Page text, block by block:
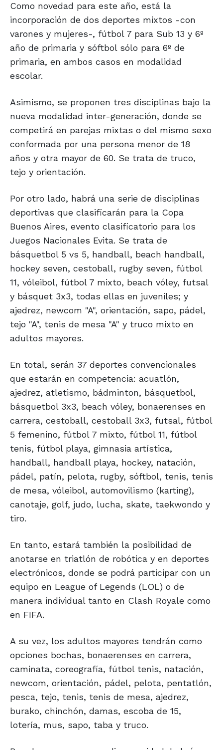
Como novedad para este año, está la
incorporación de dos deportes mixtos -con
varones y mujeres-, fútbol 7 para Sub 13 y 6º
año de primaria y sóftbol sólo para 6º de
primaria, en ambos casos en modalidad
escolar.
Asimismo, se proponen tres disciplinas bajo la
nueva modalidad inter-generación, donde se
competirá en parejas mixtas o del mismo sexo
conformada por una persona menor de 18
años y otra mayor de 60. Se trata de truco,
tejo y orientación.
Por otro lado, habrá una serie de disciplinas
deportivas que clasificarán para la Copa
Buenos Aires, evento clasificatorio para los
Juegos Nacionales Evita. Se trata de
básquetbol 5 vs 5, handball, beach handball,
hockey seven, cestoball, rugby seven, fútbol
11, vóleibol, fútbol 7 mixto, beach vóley, futsal
y básquet 3x3, todas ellas en juveniles; y
ajedrez, newcom "A", orientación, sapo, pádel,
tejo "A", tenis de mesa "A" y truco mixto en
adultos mayores.
En total, serán 37 deportes convencionales
que estarán en competencia: acuatlón,
ajedrez, atletismo, bádminton, básquetbol,
básquetbol 3x3, beach vóley, bonaerenses en
carrera, cestoball, cestoball 3x3, futsal, fútbol
5 femenino, fútbol 7 mixto, fútbol 11, fútbol
tenis, fútbol playa, gimnasia artística,
handball, handball playa, hockey, natación,
pádel, patín, pelota, rugby, sóftbol, tenis, tenis
de mesa, vóleibol, automovilismo (karting),
canotaje, golf, judo, lucha, skate, taekwondo y
tiro.
En tanto, estará también la posibilidad de
anotarse en triatlón de robótica y en deportes
electrónicos, donde se podrá participar con un
equipo en League of Legends (LOL) o de
manera individual tanto en Clash Royale como
en FIFA.
A su vez, los adultos mayores tendrán como
opciones bochas, bonaerenses en carrera,
caminata, coreografía, fútbol tenis, natación,
newcom, orientación, pádel, pelota, pentatlón,
pesca, tejo, tenis, tenis de mesa, ajedrez,
burako, chinchón, damas, escoba de 15,
lotería, mus, sapo, taba y truco.